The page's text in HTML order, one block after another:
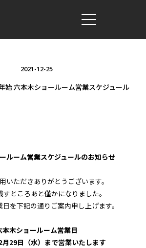
2021-12-25
始 六本木ショールーム営業スケジュール
ルーム営業スケジュールのお知らせ
いただきありがとうございます。
すところあと僅かになりました。
を下記の通りご案内申し上げます。
本木ショールーム営業日
月29日（水）まで営業いたします